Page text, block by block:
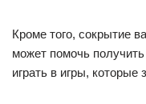
Кроме того, сокрытие
может помочь
играть в игры,